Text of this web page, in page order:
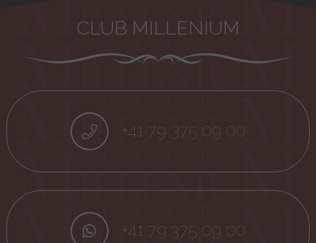
CLUB MILLENIUM
+41 79 375 09 00
+41 79 375 09 00